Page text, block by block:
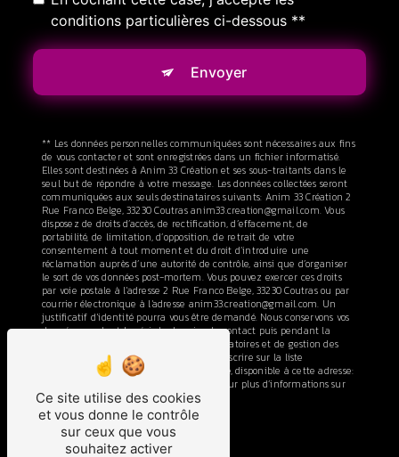
conditions particulières ci-dessous **
Envoyer
** Les données personnelles communiquées sont nécessaires aux fins
de vous contacter et sont enregistrées dans un fichier informatisé.
Elles sont destinées à Anim 33 Création et ses sous-traitants dans le
seul but de répondre à votre message. Les données collectées seront
communiquées aux seuls destinataires suivants: Anim 33 Création 2
Rue Franco Belge, 33230 Coutras anim33.creation@gmail.com. Vous
disposez de droits d’accès, de rectification, d’effacement, de
portabilité, de limitation, d’opposition, de retrait de votre
consentement à tout moment et du droit d’introduire une
réclamation auprès d’une autorité de contrôle, ainsi que d’organiser
le sort de vos données post-mortem. Vous pouvez exercer ces droits
par voie postale à l'adresse 2 Rue Franco Belge, 33230 Coutras ou par
courrier électronique à l'adresse anim33.creation@gmail.com. Un
justificatif d'identité pourra vous être demandé. Nous conservons vos
données pendant la période de prise de contact puis pendant la
durée de prescription légale aux fins probatoires et de gestion des
contentieux. Vous avez le droit de vous inscrire sur la liste
d'opposition au démarchage téléphonique, disponible à cette adresse:
. Consultez le site cnil.fr pour plus d’informations sur
vos droits.
Ce site utilise des cookies
et vous donne le contrôle
sur ceux que vous
souhaitez activer